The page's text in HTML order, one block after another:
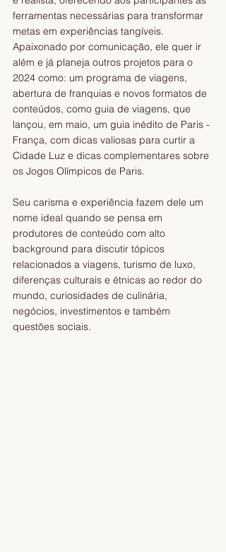
ferramentas necessárias para transformar
metas em experiências tangíveis.
Apaixonado por comunicação, ele quer ir
além e já planeja outros projetos para o
2024 como: um programa de viagens,
abertura de franquias e novos formatos de
conteúdos, como guia de viagens, que
lançou, em maio, um guia inédito de Paris -
França, com dicas valiosas para curtir a
Cidade Luz e dicas complementares sobre
os Jogos Olímpicos de Paris.
Seu carisma e experiência fazem dele um
nome ideal quando se pensa em
produtores de conteúdo com alto
background para discutir tópicos
relacionados a viagens, turismo de luxo,
diferenças culturais e étnicas ao redor do
mundo, curiosidades de culinária,
negócios, investimentos e também
questões sociais.